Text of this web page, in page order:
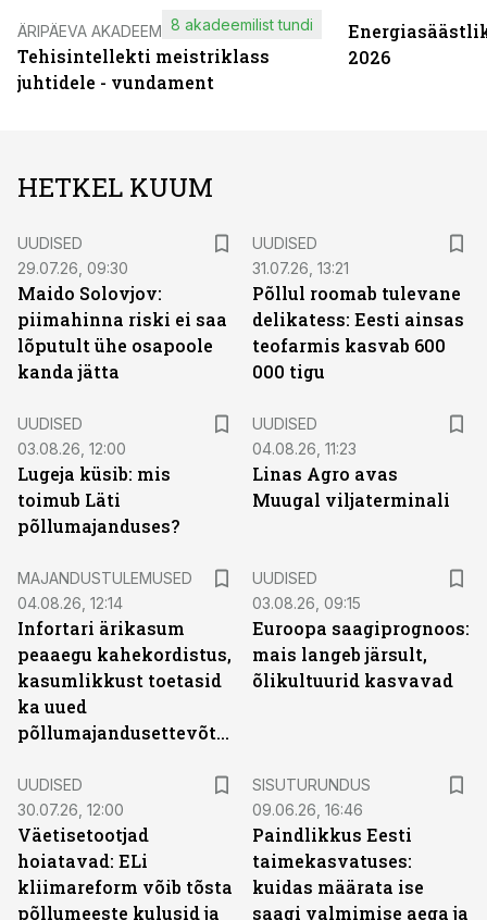
ÄRIPÄEVA AKADEEMIA
Tehisintellekti meistriklass
juhtidele - vundament
8 akadeemilist tundi
2026
HETKEL KUUM
UUDISED
29.07.26, 09:30
Maido Solovjov:
piimahinna riski ei saa
lõputult ühe osapoole
kanda jätta
UUDISED
31.07.26, 13:21
Põllul roomab tulevane
delikatess: Eesti ainsas
teofarmis kasvab 600
000 tigu
UUDISED
03.08.26, 12:00
Lugeja küsib: mis
toimub Läti
põllumajanduses?
UUDISED
04.08.26, 11:23
Linas Agro avas
Muugal viljaterminali
MAJANDUSTULEMUSED
04.08.26, 12:14
Infortari ärikasum
peaaegu kahekordistus,
kasumlikkust toetasid
ka uued
põllumajandusettevõtted
UUDISED
03.08.26, 09:15
Euroopa saagiprognoos:
mais langeb järsult,
õlikultuurid kasvavad
UUDISED
30.07.26, 12:00
Väetisetootjad
hoiatavad: ELi
kliimareform võib tõsta
põllumeeste kulusid ja
SISUTURUNDUS
09.06.26, 16:46
Paindlikkus Eesti
taimekasvatuses:
kuidas määrata ise
saagi valmimise aega ja